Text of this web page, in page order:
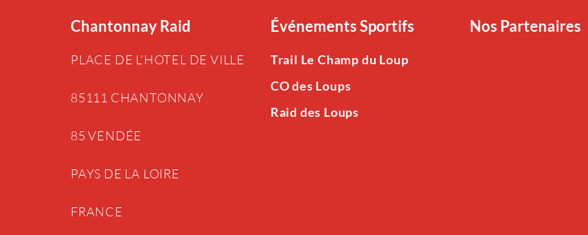
Chantonnay Raid
PLACE DE L’HOTEL DE VILLE
85111 CHANTONNAY
85 VENDÉE
PAYS DE LA LOIRE
FRANCE
Événements Sportifs
Trail Le Champ du Loup
CO des Loups
Raid des Loups
Nos Partenaires